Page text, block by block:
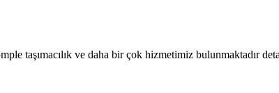
taşımacılık ve daha bir çok hizmetimiz bulunmaktadır